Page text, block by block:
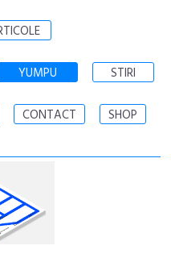
YUMPU STIRI
CONTACT SHOP